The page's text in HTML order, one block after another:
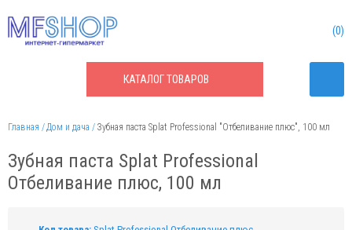
КАТАЛОГТОВАРОВ
0
Главная Дом и дача Зубная паста Splat Professional "Отбеливание плюс", 100 мл
Зубная паста Splat Professional
Отбеливание плюс, 100 мл